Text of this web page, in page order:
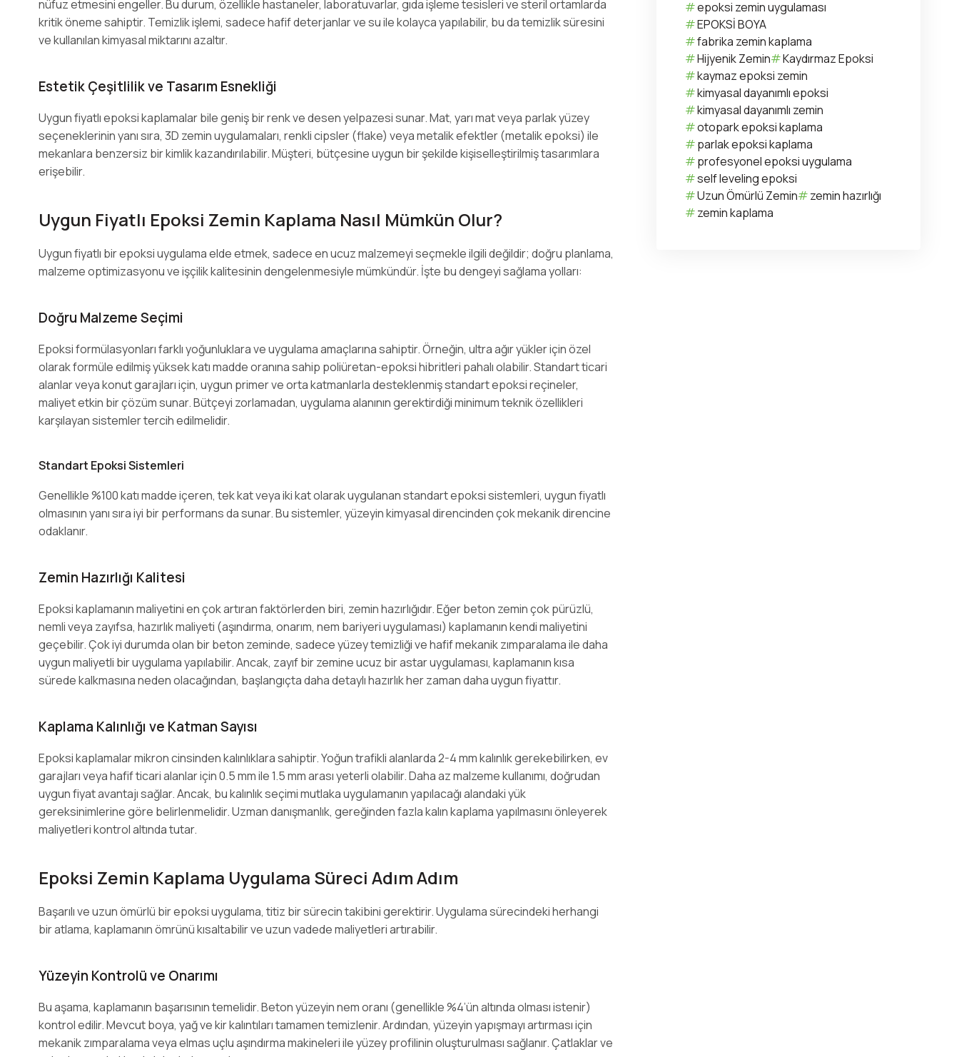
nüfuz etmesini engeller. Bu durum, özellikle hastaneler, laboratuvarlar, gıda işleme tesisleri ve steril ortamlarda
kritik öneme sahiptir. Temizlik işlemi, sadece hafif deterjanlar ve su ile kolayca yapılabilir, bu da temizlik süresini
ve kullanılan kimyasal miktarını azaltır.
Estetik Çeşitlilik ve Tasarım Esnekliği
Uygun fiyatlı epoksi kaplamalar bile geniş bir renk ve desen yelpazesi sunar. Mat, yarı mat veya parlak yüzey
seçeneklerinin yanı sıra, 3D zemin uygulamaları, renkli cipsler (flake) veya metalik efektler (metalik epoksi) ile
mekanlara benzersiz bir kimlik kazandırılabilir. Müşteri, bütçesine uygun bir şekilde kişiselleştirilmiş tasarımlara
erişebilir.
Uygun Fiyatlı Epoksi Zemin Kaplama Nasıl Mümkün Olur?
Uygun fiyatlı bir epoksi uygulama elde etmek, sadece en ucuz malzemeyi seçmekle ilgili değildir; doğru planlama,
malzeme optimizasyonu ve işçilik kalitesinin dengelenmesiyle mümkündür. İşte bu dengeyi sağlama yolları:
Doğru Malzeme Seçimi
Epoksi formülasyonları farklı yoğunluklara ve uygulama amaçlarına sahiptir. Örneğin, ultra ağır yükler için özel
olarak formüle edilmiş yüksek katı madde oranına sahip poliüretan-epoksi hibritleri pahalı olabilir. Standart ticari
alanlar veya konut garajları için, uygun primer ve orta katmanlarla desteklenmiş standart epoksi reçineler,
maliyet etkin bir çözüm sunar. Bütçeyi zorlamadan, uygulama alanının gerektirdiği minimum teknik özellikleri
karşılayan sistemler tercih edilmelidir.
Standart Epoksi Sistemleri
Genellikle %100 katı madde içeren, tek kat veya iki kat olarak uygulanan standart epoksi sistemleri, uygun fiyatlı
olmasının yanı sıra iyi bir performans da sunar. Bu sistemler, yüzeyin kimyasal direncinden çok mekanik direncine
odaklanır.
Zemin Hazırlığı Kalitesi
Epoksi kaplamanın maliyetini en çok artıran faktörlerden biri, zemin hazırlığıdır. Eğer beton zemin çok pürüzlü,
nemli veya zayıfsa, hazırlık maliyeti (aşındırma, onarım, nem bariyeri uygulaması) kaplamanın kendi maliyetini
geçebilir. Çok iyi durumda olan bir beton zeminde, sadece yüzey temizliği ve hafif mekanik zımparalama ile daha
uygun maliyetli bir uygulama yapılabilir. Ancak, zayıf bir zemine ucuz bir astar uygulaması, kaplamanın kısa
sürede kalkmasına neden olacağından, başlangıçta daha detaylı hazırlık her zaman daha uygun fiyattır.
Kaplama Kalınlığı ve Katman Sayısı
Epoksi kaplamalar mikron cinsinden kalınlıklara sahiptir. Yoğun trafikli alanlarda 2-4 mm kalınlık gerekebilirken, ev
garajları veya hafif ticari alanlar için 0.5 mm ile 1.5 mm arası yeterli olabilir. Daha az malzeme kullanımı, doğrudan
uygun fiyat avantajı sağlar. Ancak, bu kalınlık seçimi mutlaka uygulamanın yapılacağı alandaki yük
gereksinimlerine göre belirlenmelidir. Uzman danışmanlık, gereğinden fazla kalın kaplama yapılmasını önleyerek
maliyetleri kontrol altında tutar.
Epoksi Zemin Kaplama Uygulama Süreci Adım Adım
Başarılı ve uzun ömürlü bir epoksi uygulama, titiz bir sürecin takibini gerektirir. Uygulama sürecindeki herhangi
bir atlama, kaplamanın ömrünü kısaltabilir ve uzun vadede maliyetleri artırabilir.
Yüzeyin Kontrolü ve Onarımı
Bu aşama, kaplamanın başarısının temelidir. Beton yüzeyin nem oranı (genellikle %4’ün altında olması istenir)
kontrol edilir. Mevcut boya, yağ ve kir kalıntıları tamamen temizlenir. Ardından, yüzeyin yapışmayı artırması için
mekanik zımparalama veya elmas uçlu aşındırma makineleri ile yüzey profilinin oluşturulması sağlanır. Çatlaklar ve
epoksi zemin uygulaması
EPOKSİ BOYA
fabrika zemin kaplama
Hijyenik Zemin
Kaydırmaz Epoksi
kaymaz epoksi zemin
kimyasal dayanımlı epoksi
kimyasal dayanımlı zemin
otopark epoksi kaplama
parlak epoksi kaplama
profesyonel epoksi uygulama
self leveling epoksi
Uzun Ömürlü Zemin
zemin hazırlığı
zemin kaplama